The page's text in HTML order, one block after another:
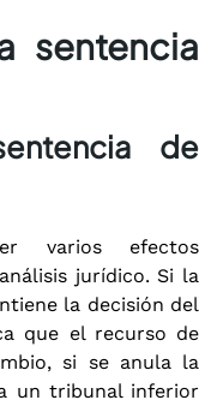
sentencia
de
varios efectos
jurídico. Si la
la decisión del
que el recurso de
si se anula la
un tribunal inferior